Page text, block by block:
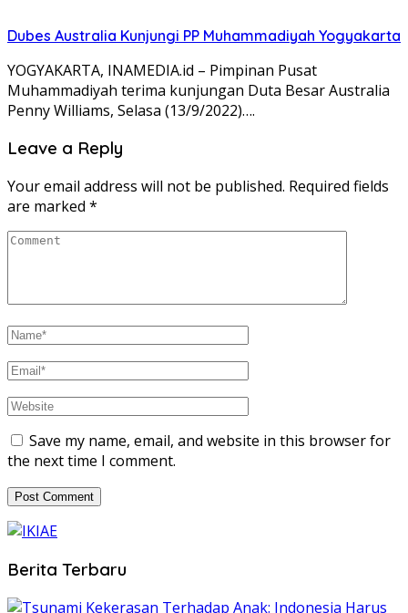
Dubes Australia Kunjungi PP Muhammadiyah Yogyakarta
YOGYAKARTA, INAMEDIA.id – Pimpinan Pusat
Muhammadiyah terima kunjungan Duta Besar Australia
Penny Williams, Selasa (13/9/2022)….
Leave a Reply
Your email address will not be published. Required fields
are marked *
Save my name, email, and website in this browser for
the next time I comment.
Berita Terbaru